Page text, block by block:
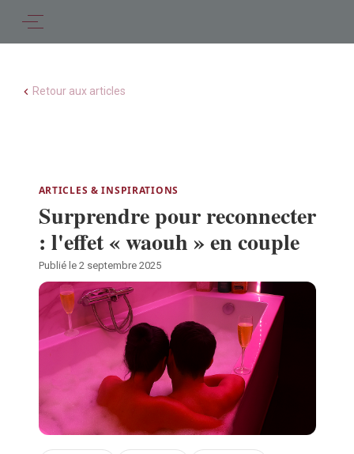
Retour aux articles
ARTICLES & INSPIRATIONS
Surprendre pour reconnecter
: l'effet « waouh » en couple
Publié le 2 septembre 2025